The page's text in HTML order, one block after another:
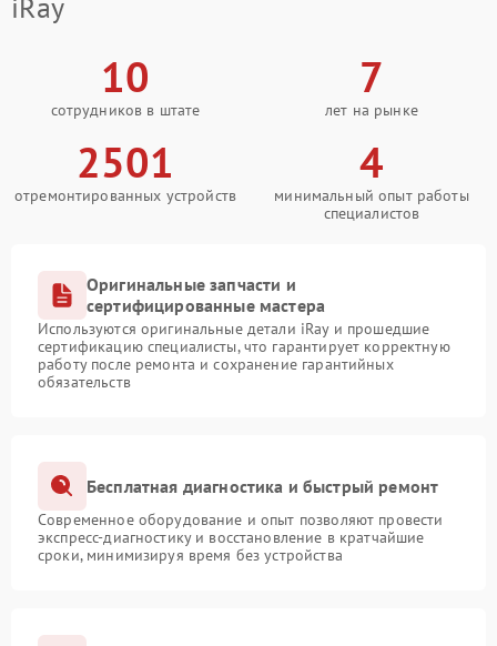
10
сотрудников в штате
7
лет на рынке
2501
отремонтированных устройств
4
минимальный опыт работы
специалистов
Оригинальные запчасти и
сертифицированные мастера
Используются оригинальные детали iRay и прошедшие
сертификацию специалисты, что гарантирует корректную
работу после ремонта и сохранение гарантийных
обязательств
Бесплатная диагностика и быстрый ремонт
Современное оборудование и опыт позволяют провести
экспресс-диагностику и восстановление в кратчайшие
сроки, минимизируя время без устройства